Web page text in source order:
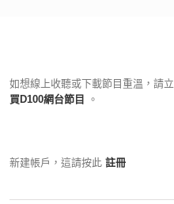
如想線上收聽或下載節目重溫，請
買D100網台節目
。
新建帳戶，這請按此 註冊